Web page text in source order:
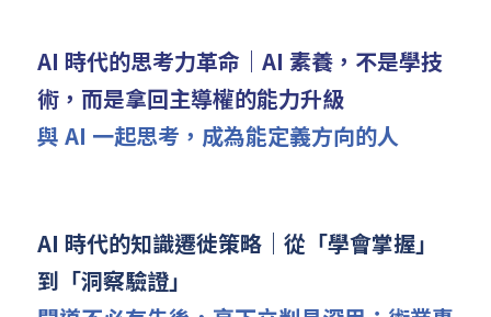
AI 時代的思考力革命｜AI 素養，不是學技
術，而是拿回主導權的能力升級
與 AI 一起思考，成為能定義方向的人
AI 時代的知識遷徙策略｜從「學會掌握」
到「洞察驗證」